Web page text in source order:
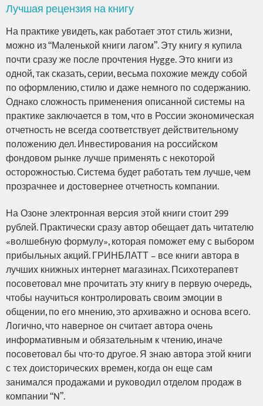
Лучшая рецензия на книгу
На практике увидеть, как работает этот стиль жизни,
можно из “Маленькой книги лагом”. Эту книгу я купила
почти сразу же после прочтения Hygge. Это книги из
одной, так сказать, серии, весьма похожие между собой
по оформлению, стилю и даже немного по содержанию.
Однако сложность применения описанной системы на
практике заключается в том, что в России экономическая
отчетность не всегда соответствует действительному
положению дел. Инвестирования на российском
фондовом рынке лучше применять с некоторой
осторожностью. Система будет работать тем лучше, чем
прозрачнее и достовернее отчетность компании.
На Озоне электронная версия этой книги стоит 299
рублей. Практически сразу автор обещает дать читателю
«волшебную формулу», которая поможет ему с выбором
прибыльных акций. ГРИНБЛАТТ – все книги автора в
лучших книжных интернет магазинах. Психотерапевт
посоветовал мне прочитать эту книгу в первую очередь,
чтобы научиться контролировать своим эмоции в
общении, по его мнению, это архиважно и основа всего.
Логично, что наверное он считает автора очень
информативным и обязательным к чтению, иначе
посоветовал бы что-то другое. Я знаю автора этой книги
с тех доисторических времен, когда он еще сам
занимался продажами и руководил отделом продаж в
компании “N”.